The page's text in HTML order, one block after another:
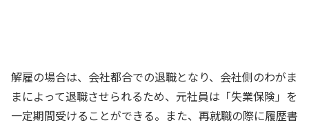
解雇の場合は、会社都合での退職となり、会社側のわがま
まによって退職させられるため、元社員は「失業保険」を
一定期間受けることができる。また、再就職の際に履歴書